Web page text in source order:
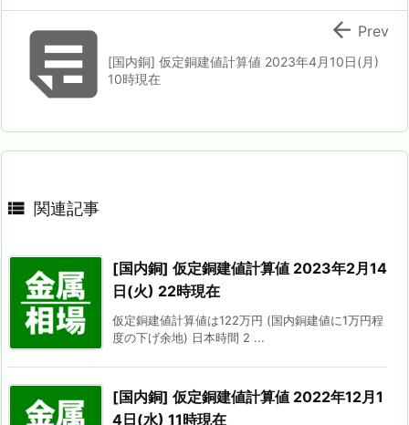
[国内銅] 仮定銅建値計算値 2023年4月10日(月)
10時現在
 Prev
 関連記事
[国内銅] 仮定銅建値計算値 2023年2月14
日(火) 22時現在
仮定銅建値計算値は122万円 (国内銅建値に1万円程
度の下げ余地) 日本時間 2 ...
[国内銅] 仮定銅建値計算値 2022年12月1
4日(水) 11時現在